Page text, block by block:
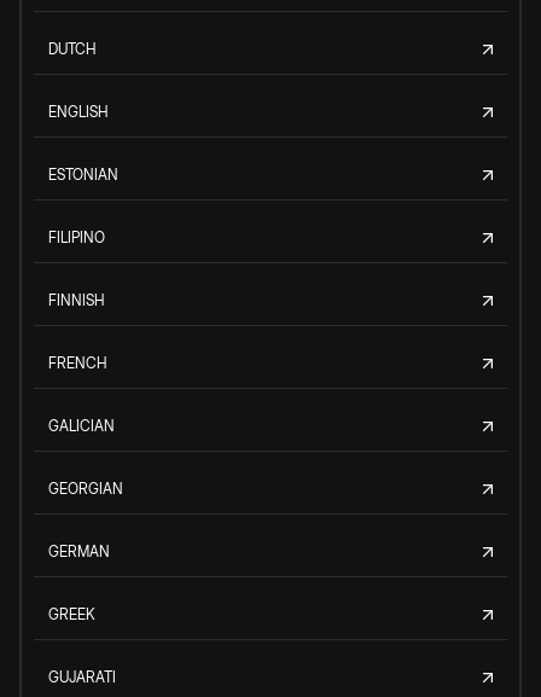
DUTCH
ENGLISH
ESTONIAN
FILIPINO
FINNISH
FRENCH
GALICIAN
GEORGIAN
GERMAN
GREEK
GUJARATI